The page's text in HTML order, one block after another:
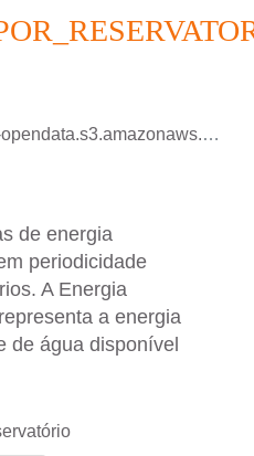
ear_reservatorio_di/EAR_DIARIO_RESERVATORIOS_2022.xlsx
de energia
periodicidade
A Energia
a energia
de água disponível